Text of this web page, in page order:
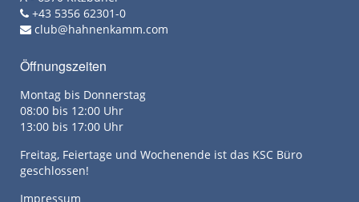
+43 5356 62301-0
club@hahnenkamm.com
Öffnungszeiten
Montag bis Donnerstag
08:00 bis 12:00 Uhr
13:00 bis 17:00 Uhr
Freitag, Feiertage und Wochenende ist das KSC Büro
geschlossen!
Impressum